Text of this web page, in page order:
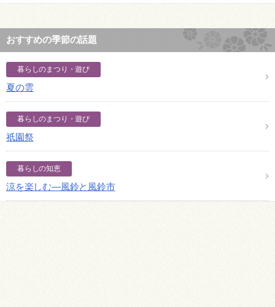
おすすめの季節の話題
暮らしのまつり・遊び
夏の雲
暮らしのまつり・遊び
祇園祭
暮らしの知恵
涼を楽しむ―風鈴と風鈴市